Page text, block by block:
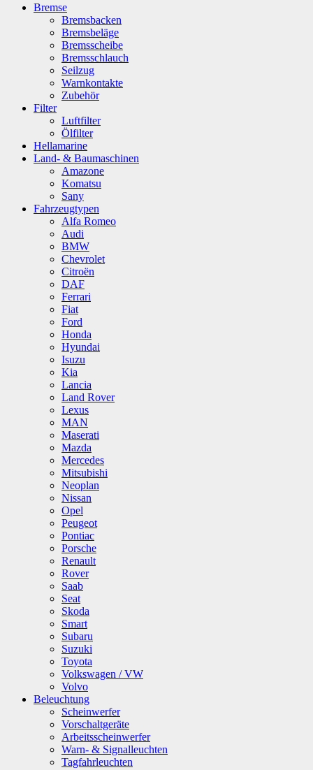
Bremse
Bremsbacken
Bremsbeläge
Bremsscheibe
Bremsschlauch
Seilzug
Warnkontakte
Zubehör
Filter
Luftfilter
Ölfilter
Hellamarine
Land- & Baumaschinen
Amazone
Komatsu
Sany
Fahrzeugtypen
Alfa Romeo
Audi
BMW
Chevrolet
Citroën
DAF
Ferrari
Fiat
Ford
Honda
Hyundai
Isuzu
Kia
Lancia
Land Rover
Lexus
MAN
Maserati
Mazda
Mercedes
Mitsubishi
Neoplan
Nissan
Opel
Peugeot
Pontiac
Porsche
Renault
Rover
Saab
Seat
Skoda
Smart
Subaru
Suzuki
Toyota
Volkswagen / VW
Volvo
Beleuchtung
Scheinwerfer
Vorschaltgeräte
Arbeitsscheinwerfer
Warn- & Signalleuchten
Tagfahrleuchten